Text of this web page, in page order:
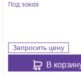
Под заказ
Запросить цену
В